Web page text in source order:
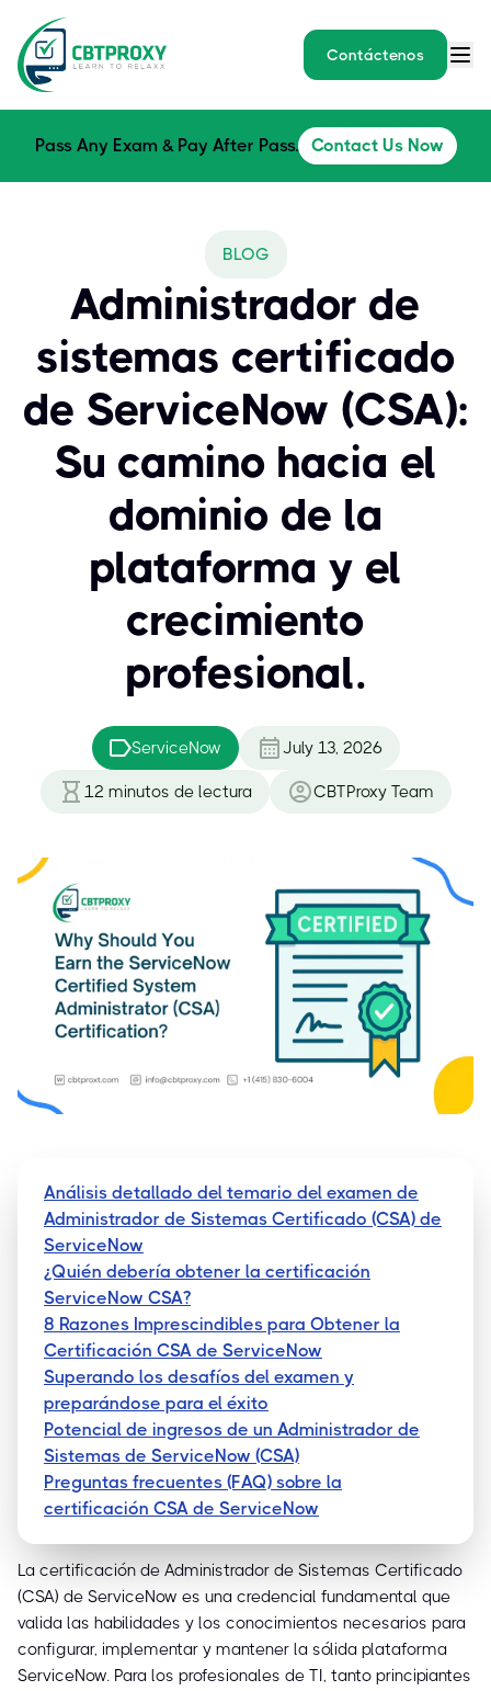
Contáctenos
Pass Any Exam & Pay After Pass. Contact Us Now
BLOG
Administrador de
sistemas certificado
de ServiceNow (CSA):
Su camino hacia el
dominio de la
plataforma y el
crecimiento
profesional.
ServiceNow July 13, 2026
12 minutos de lectura CBTProxy Team
Análisis detallado del temario del examen de
Administrador de Sistemas Certificado (CSA) de
ServiceNow
¿Quién debería obtener la certificación
ServiceNow CSA?
8 Razones Imprescindibles para Obtener la
Certificación CSA de ServiceNow
Superando los desafíos del examen y
preparándose para el éxito
Potencial de ingresos de un Administrador de
Sistemas de ServiceNow (CSA)
Preguntas frecuentes (FAQ) sobre la
certificación CSA de ServiceNow
La certificación de Administrador de Sistemas Certificado
(CSA) de ServiceNow es una credencial fundamental que
valida las habilidades y los conocimientos necesarios para
configurar, implementar y mantener la sólida plataforma
ServiceNow. Para los profesionales de TI, tanto principiantes